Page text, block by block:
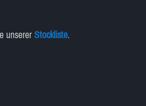
unsererStockliste.